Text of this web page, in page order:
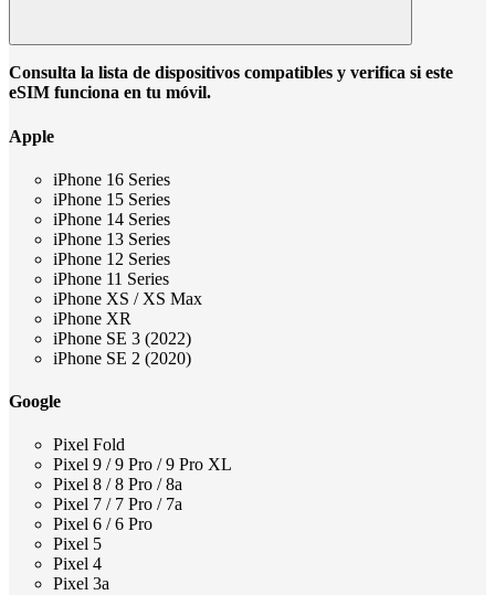
Consulta la lista de dispositivos compatibles y verifica si este
eSIM funciona en tu móvil.
Apple
iPhone 16 Series
iPhone 15 Series
iPhone 14 Series
iPhone 13 Series
iPhone 12 Series
iPhone 11 Series
iPhone XS / XS Max
iPhone XR
iPhone SE 3 (2022)
iPhone SE 2 (2020)
Google
Pixel Fold
Pixel 9 / 9 Pro / 9 Pro XL
Pixel 8 / 8 Pro / 8a
Pixel 7 / 7 Pro / 7a
Pixel 6 / 6 Pro
Pixel 5
Pixel 4
Pixel 3a